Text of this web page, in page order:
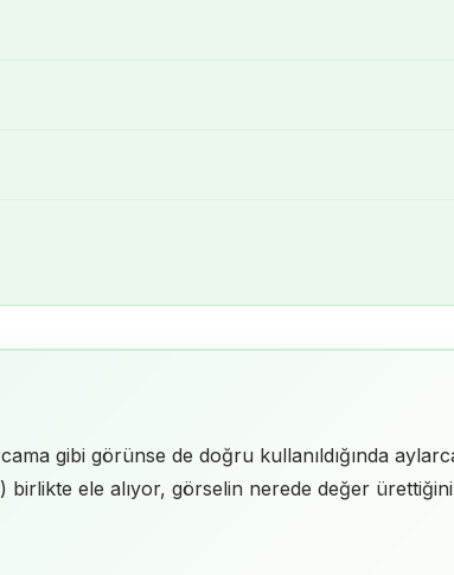
gibi görünse de doğru kullanıldığında
ele alıyor, görselin nerede değer ürettiğini